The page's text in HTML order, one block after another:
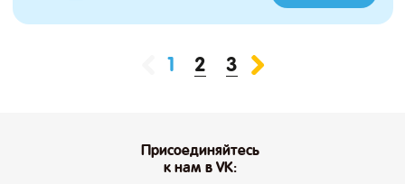
1 2 3
Присоединяйтесь
к нам в VK: